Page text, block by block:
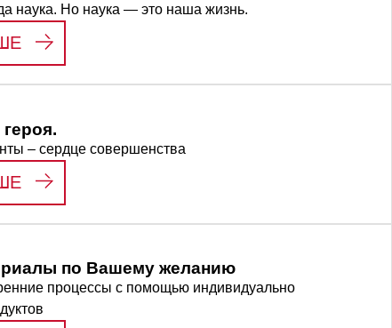
наука. Но наука — это наша жизнь.
LIFE SCIENCE
– сердце совершенства
МЫ ВИДИМ В ВАС ГЕРОЯ.
по Вашему желанию
процессы с помощью индивидуально